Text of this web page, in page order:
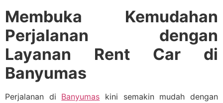
Membuka Kemudahan
Perjalanan dengan
Layanan Rent Car di
Banyumas
Perjalanan di Banyumas kini semakin mudah dengan